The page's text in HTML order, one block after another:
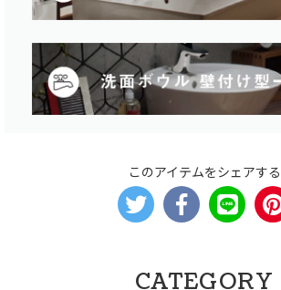
このアイテムをシェアする
CATEGORY